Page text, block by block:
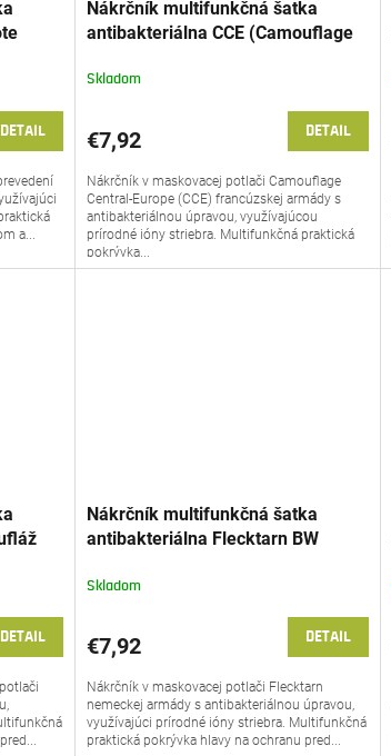
DETAIL
a...
Nákrčník multifunkčná šatka
antibakteriálna CCE (Camouflage
Petreq®
Skladom
€7,92 DETAIL
Nákrčník v maskovacej potlači Camouflage
Central-Europe (CCE) francúzskej armády s
antibakteriálnou úpravou, využívajúcou
prírodné ióny striebra. Multifunkčná praktická
pokrývka...
DETAIL
Nákrčník multifunkčná šatka
antibakteriálna Flecktarn BW
Skladom
€7,92 DETAIL
Nákrčník v maskovacej potlači Flecktarn
nemeckej armády s antibakteriálnou úpravou,
využívajúci prírodné ióny striebra. Multifunkčná
praktická pokrývka hlavy na ochranu pred...